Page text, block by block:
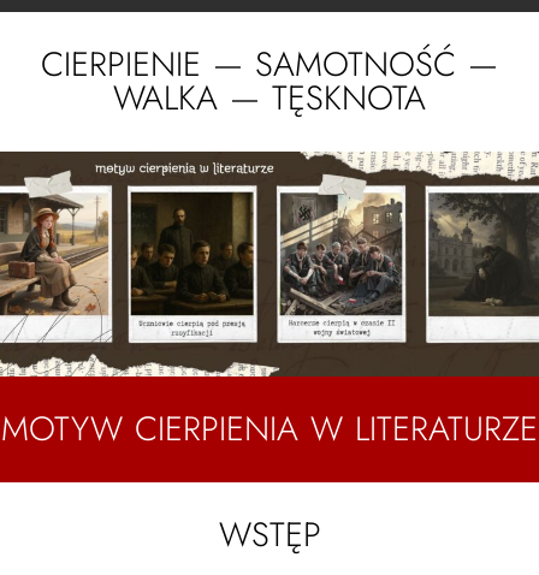
CIERPIENIE — SAMOTNOŚĆ —
WALKA — TĘSKNOTA
MOTYW CIERPIENIA W LITERATURZE
WSTĘP